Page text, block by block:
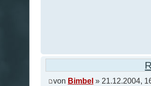
von Bimbel » 21.12.2004,